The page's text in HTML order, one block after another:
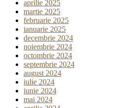
aprilie 2025
martie 2025
februarie 2025
ianuarie 2025
decembrie 2024
noiembrie 2024
octombrie 2024
septembrie 2024
august 2024
iulie 2024
iunie 2024
mai 2024